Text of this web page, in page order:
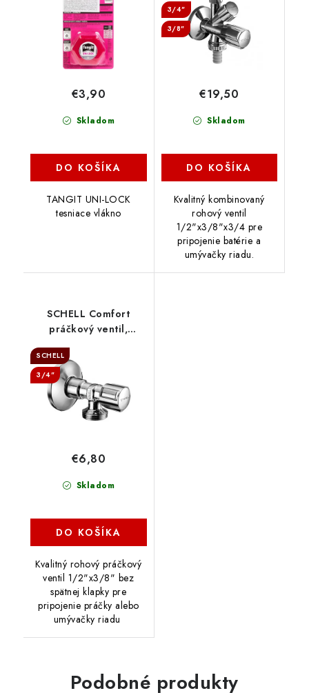
Skladom
€3,90
DO KOŠÍKA
TANGIT UNI-LOCK
tesniace vlákno
3/4"
3/8"
Skladom
€19,50
DO KOŠÍKA
Kvalitný kombinovaný
rohový ventil
1/2"x3/8"x3/4 pre
pripojenie batérie a
umývačky riadu.
SCHELL Comfort
práčkový ventil,
SCHELL
3/4"
Skladom
€6,80
DO KOŠÍKA
Kvalitný rohový práčkový
ventil 1/2"x3/8" bez
spätnej klapky pre
pripojenie práčky alebo
umývačky riadu
Podobné produkty